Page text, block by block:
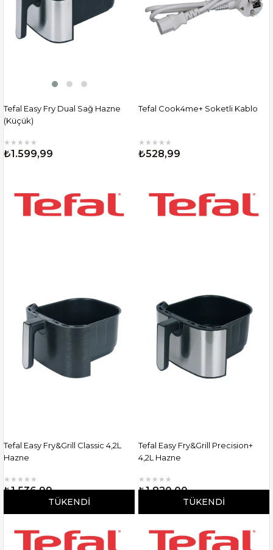
Tefal Easy Fry Dual Sağ Hazne
(Küçük)
★ ★ ★ ★ ★
₺1.599,99
Tefal Cook4me+ Soketli Kablo
★ ★ ★ ★ ★
₺528,99
TÜKENDI
Tefal Easy Fry&Grill Classic 4,2L
Hazne
★ ★ ★ ★ ★
₺1.536,99
TÜKENDI
Tefal Easy Fry&Grill Precision+
4,2L Hazne
★ ★ ★ ★ ★
₺1.820,00